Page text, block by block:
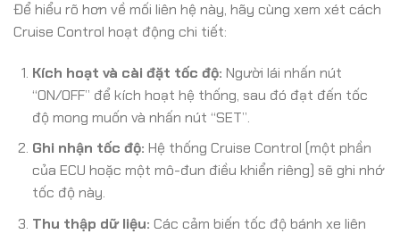
Để hiểu rõ hơn về mối liên hệ này, hãy cùng xem xét cách
Cruise Control hoạt động chi tiết:
Kích hoạt và cài đặt tốc độ: Người lái nhấn nút
“ON/OFF” để kích hoạt hệ thống, sau đó đạt đến tốc
độ mong muốn và nhấn nút “SET”.
Ghi nhận tốc độ: Hệ thống Cruise Control (một phần
của ECU hoặc một mô-đun điều khiển riêng) sẽ ghi nhớ
tốc độ này.
Thu thập dữ liệu: Các cảm biến tốc độ bánh xe liên